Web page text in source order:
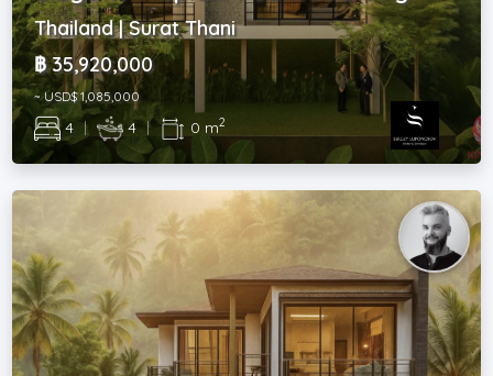
Thailand | Surat Thani
฿ 35,920,000
~ USD$ 1,085,000
4 | 4 | 0 m2